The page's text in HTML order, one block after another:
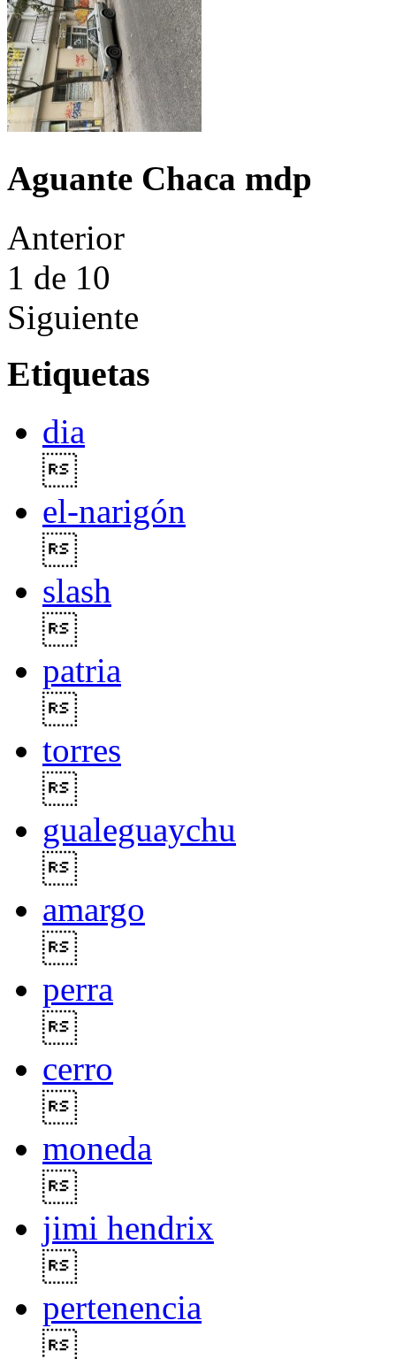
Aguante Chaca mdp
Anterior
1 de 10
Siguiente
Etiquetas
dia
el-narigón
slash
patria
torres
gualeguaychu
amargo
perra
cerro
moneda
jimi hendrix
pertenencia